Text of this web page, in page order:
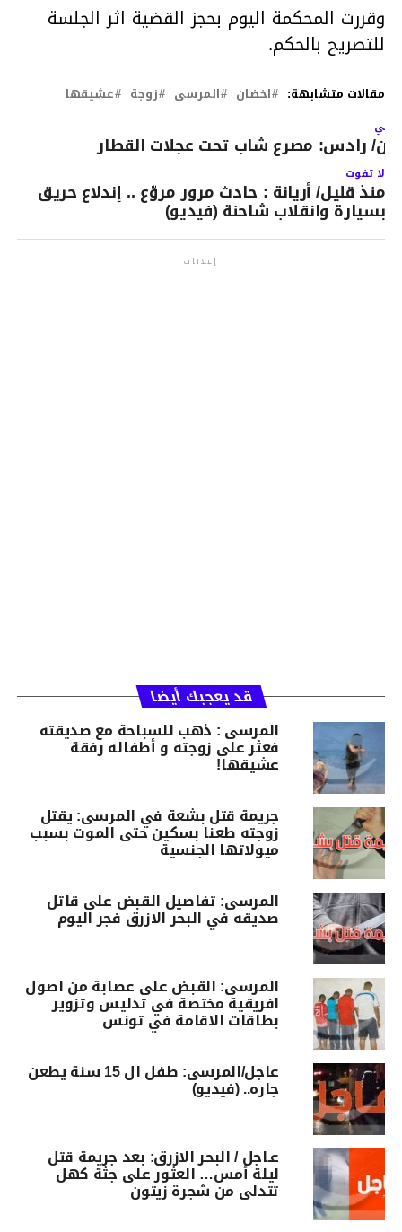
وقررت المحكمة اليوم بحجز القضية اثر الجلسة
للتصريح بالحكم.
مقالات متشابهة: اخضان المرسى زوجة عشيقها
رادس: مصرع شاب تحت عجلات القطار
لا تفوت
منذ قليل/ أريانة : حادث مرور مروّع .. إندلاع حريق
بسيارة وانقلاب شاحنة (فيديو)
إعلانات
قد يعجبك أيضا
المرسى : ذهب للسباحة مع صديقته
فعثر على زوجته و أطفاله رفقة
عشيقها!
جريمة قتل بشعة في المرسى: يقتل
زوجته طعنا بسكين حتى الموت بسبب
ميولاتها الجنسية
المرسى: تفاصيل القبض على قاتل
صديقه في البحر الازرق فجر اليوم
المرسى: القبض على عصابة من اصول
افريقية مختصة في تدليس وتزوير
بطاقات الاقامة في تونس
عاجل/المرسى: طفل ال 15 سنة يطعن
جاره.. (فيديو)
عـاجل / البحر الازرق: بعد جريمة قتل
ليلة أمس… العثور على جثة كهل
تتدلى من شجرة زيتون